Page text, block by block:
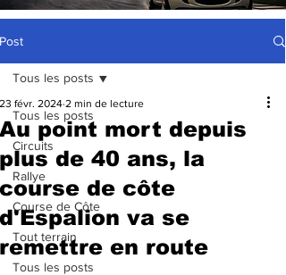
Post
Tous les posts
Circuits
Rallye
Course de Côte
Tout terrain
Tous les posts
Tous les posts
Au point mort depuis
plus de 40 ans, la
course de côte
d'Espalion va se
remettre en route
23 févr. 2024 2 min de lecture